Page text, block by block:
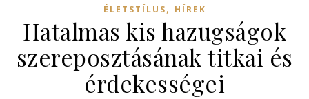
ÉLETSTÍLUS, HÍREK
Hatalmas kis hazugságok
szereposztásának titkai és
érdekességei